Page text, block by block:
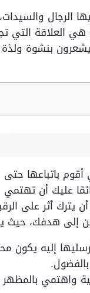
الرجال
هي العلاقة
بنشوة
باتباعها حتى
عليك أن
أثر على
إلى هدفك، حيث
إليه يكون
بالمظهر